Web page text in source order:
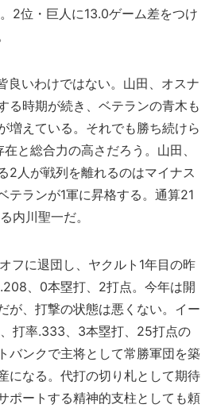
2位・巨人に13.0ゲーム差をつけ
良いわけではない。山田、オスナ
る時期が続き、ベテランの青木も
増えている。それでも勝ち続けら
と総合力の高さだろう。山田、
2人が戦列を離れるのはマイナス
テランが1軍に昇格する。通算21
内川聖一だ。
フに退団し、ヤクルト1年目の昨
、0本塁打、2打点。今年は開
が、打撃の状態は悪くない。イー
打率.333、3本塁打、25打点の
バンクで主将として常勝軍団を築
になる。代打の切り札として期待
ポートする精神的支柱としても頼